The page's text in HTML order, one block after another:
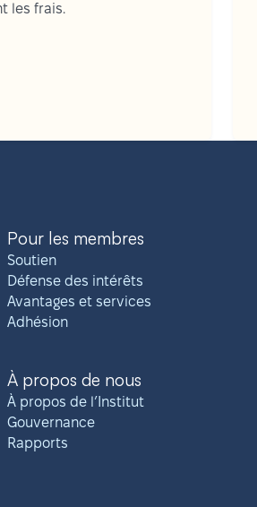
les frais.
Pour les membres
Soutien
Défense des intérêts
Avantages et services
Adhésion
À propos de nous
À propos de l’Institut
Gouvernance
Rapports